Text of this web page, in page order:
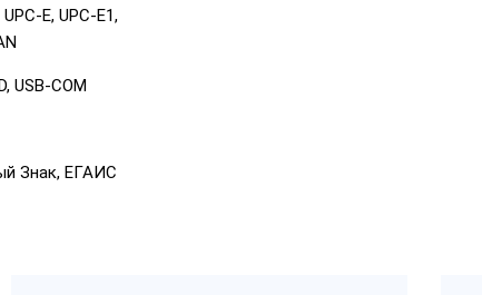
E, UPC-E1,
USB-COM
Знак, ЕГАИС